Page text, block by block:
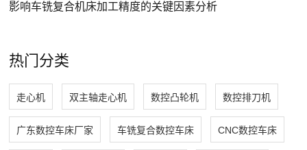
影响车铣复合机床加工精度的关键因素分析
热门分类
走心机 双主轴走心机 数控凸轮机 数控排刀机
广东数控车床厂家 车铣复合数控车床 CNC数控车床